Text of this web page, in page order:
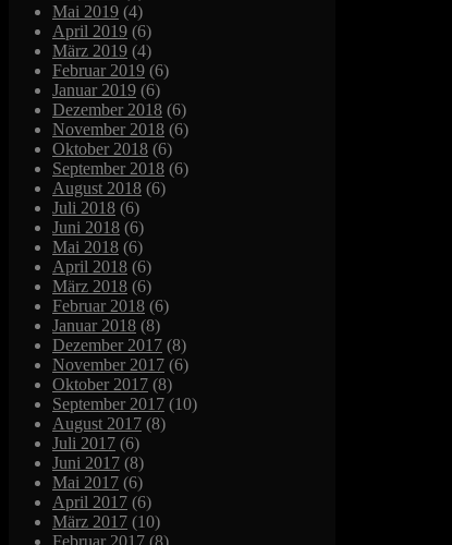
Mai 2019 (4)
April 2019 (6)
März 2019 (4)
Februar 2019 (6)
Januar 2019 (6)
Dezember 2018 (6)
November 2018 (6)
Oktober 2018 (6)
September 2018 (6)
August 2018 (6)
Juli 2018 (6)
Juni 2018 (6)
Mai 2018 (6)
April 2018 (6)
März 2018 (6)
Februar 2018 (6)
Januar 2018 (8)
Dezember 2017 (8)
November 2017 (6)
Oktober 2017 (8)
September 2017 (10)
August 2017 (8)
Juli 2017 (6)
Juni 2017 (8)
Mai 2017 (6)
April 2017 (6)
März 2017 (10)